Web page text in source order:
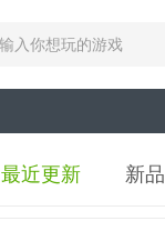
最近更新 新品